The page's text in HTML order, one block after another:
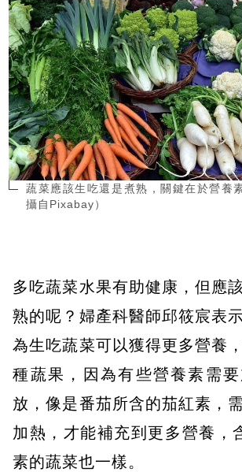
蔬菜應該生吃還是煮熟，關鍵在於營養
攝自Pixabay）
多吃蔬菜水果有助健康，但應
熟的呢？婦產科醫師邱筱宸表
為生吃蔬菜可以獲得更多營養
種蔬果，因為有些營養素需
放，像是番茄所含的茄紅素，
加熱，才能補充到更多營養，
素的蔬菜也一樣。